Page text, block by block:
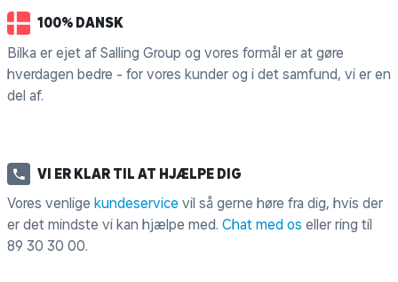
100% DANSK
Bilka er ejet af Salling Group og vores formål er at gøre
hverdagen bedre - for vores kunder og i det samfund, vi er en
del af.
VI ER KLAR TIL AT HJÆLPE DIG
Vores venlige kundeservice vil så gerne høre fra dig, hvis der
er det mindste vi kan hjælpe med. Chat med os eller ring til
89 30 30 00.